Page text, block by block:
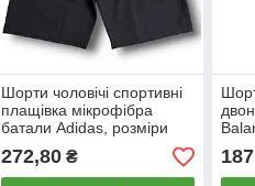
Шорти чоловічі спортивні
плащівка мікрофібра
батали Adidas, розміри
56-64, чорні, 011485
272,80₴